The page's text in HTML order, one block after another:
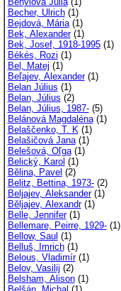
Becher, Ulrich(1)
Bejdová, Mária(1)
Bek, Alexander(1)
Bek, Josef, 1918-1995(1)
Békés, Rozi (1)
Bel, Matej (1)
Beľajev, Alexander(1)
Belan Július (1)
Belan, Július (2)
Belan, Július, 1987-(5)
Belánová Magdaléna(1)
Belaščenko, T. K(1)
Belašičová Jana(1)
Belešová, Oľga(1)
Belický, Karol (1)
Bělina, Pavel (2)
Belitz, Bettina, 1973-(2)
Beljajev, Aleksander(1)
Běljajev, Alexandr(1)
Belle, Jennifer(1)
Bellemare, Peirre, 1929-(1)
Bellow, Saul (1)
Belluš, Imrich(1)
Belous, Vladimír(1)
Belov, Vasilij (2)
Belsham, Alison(1)